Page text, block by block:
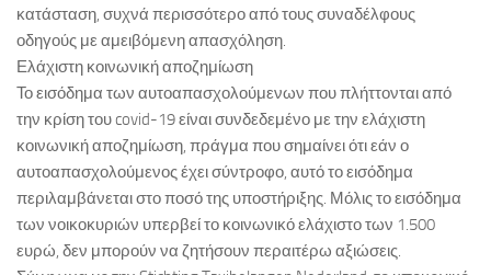
κατάσταση, συχνά περισσότερο από τους συναδέλφους
οδηγούς με αμειβόμενη απασχόληση.
Ελάχιστη κοινωνική αποζημίωση
Το εισόδημα των αυτοαπασχολούμενων που πλήττονται από
την κρίση του covid-19 είναι συνδεδεμένο με την ελάχιστη
κοινωνική αποζημίωση, πράγμα που σημαίνει ότι εάν ο
αυτοαπασχολούμενος έχει σύντροφο, αυτό το εισόδημα
περιλαμβάνεται στο ποσό της υποστήριξης. Μόλις το εισόδημα
των νοικοκυριών υπερβεί το κοινωνικό ελάχιστο των 1.500
ευρώ, δεν μπορούν να ζητήσουν περαιτέρω αξιώσεις.